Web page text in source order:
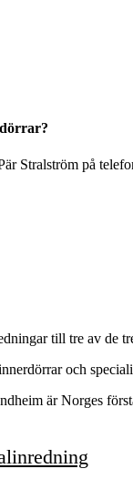
Stralström på
till tre av de
och
är Norges